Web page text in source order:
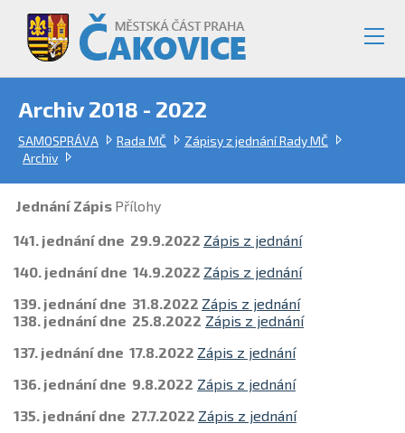
Archiv 2018 - 2022
SAMOSPRÁVA Rada MČ
Zápisy z jednání Rady MČ
Archiv
Jednání Zápis Přílohy
141. jednání dne 29.9.2022 Zápis z jednání
140. jednání dne 14.9.2022 Zápis z jednání
139. jednání dne 31.8.2022 Zápis z jednání
138. jednání dne 25.8.2022 Zápis z jednání
137. jednání dne 17.8.2022 Zápis z jednání
136. jednání dne 9.8.2022 Zápis z jednání
135. jednání dne 27.7.2022 Zápis z jednání